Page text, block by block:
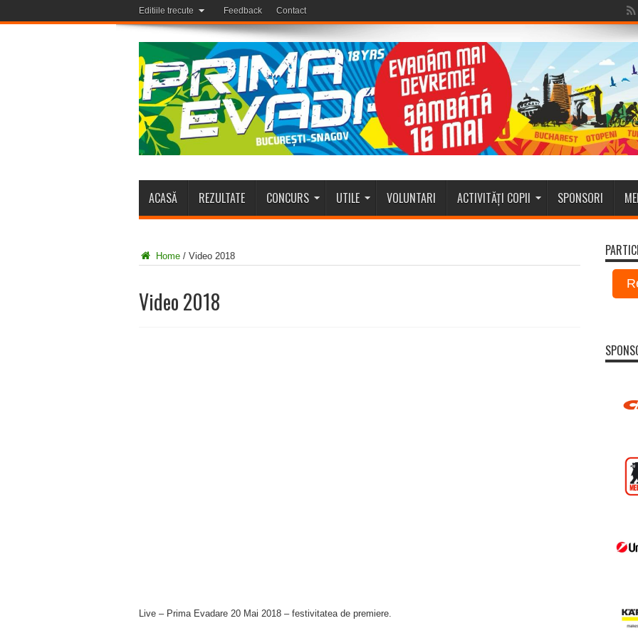
Editiile trecute Feedback Contact
ACASĂ REZULTATE CONCURS UTILE VOLUNTARI ACTIVITĂȚI COPII SPONSORI
Home / Video 2018
Video 2018
Live – Prima Evadare 20 Mai 2018 – festivitatea de premiere.